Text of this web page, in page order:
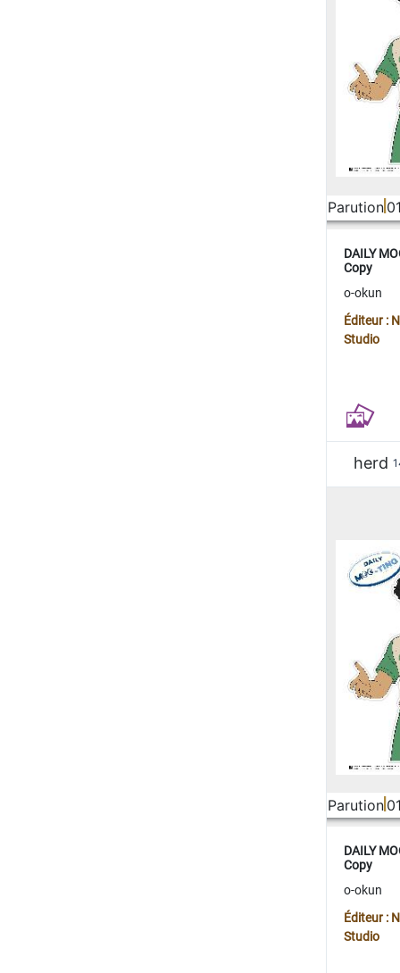
Parution
DAILY
Copy
o-okun
Éditeur :
Studio
herd
Parution
DAILY
Copy
o-okun
Éditeur :
Studio